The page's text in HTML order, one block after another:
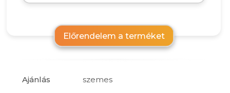
Előrendelem a terméket
Ajánlás
szemes